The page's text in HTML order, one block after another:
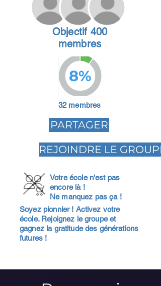
Objectif 400
membres
8%
32 membres
PARTAGER
REJOINDRE LE GROUPE
Votre école n'est pas
encore là !
Ne manquez pas ça !
Soyez pionnier ! Activez votre
école. Rejoignez le groupe et
gagnez la gratitude des générations
futures !